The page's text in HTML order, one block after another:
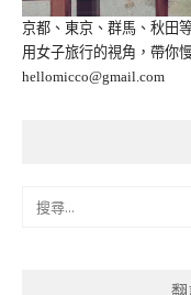
京都、東京、群馬、秋田
用女子旅行的視角，帶你
hellomicco@gmail.com